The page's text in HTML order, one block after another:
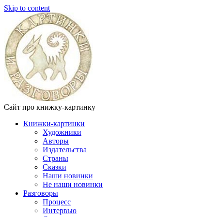
Skip to content
Сайт про книжку-картинку
Книжки-картинки
Художники
Авторы
Издательства
Страны
Сказки
Наши новинки
Не наши новинки
Разговоры
Процесс
Интервью